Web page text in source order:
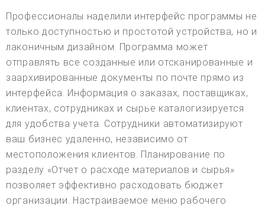
Профессионалы наделили интерфейс программы не
только доступностью и простотой устройства, но и
лаконичным дизайном. Программа может
отправлять все созданные или отсканированные и
заархивированные документы по почте прямо из
интерфейса. Информация о заказах, поставщиках,
клиентах, сотрудниках и сырье каталогизируется
для удобства учета. Сотрудники автоматизируют
ваш бизнес удаленно, независимо от
местоположения клиентов. Планирование по
разделу «Отчет о расходе материалов и сырья»
позволяет эффективно расходовать бюджет
организации. Настраиваемое меню рабочего